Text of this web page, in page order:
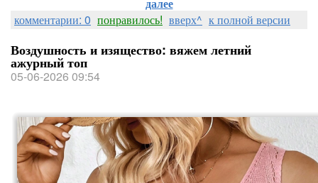
комментарии: 0 понравилось! вверх^ к полной версии
Воздушность и изящество: вяжем летний
ажурный топ
05-06-2026 09:54